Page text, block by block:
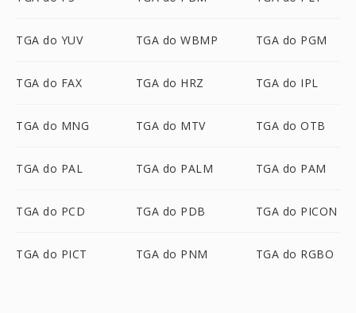
TGA do YUV TGA do WBMP TGA do PGM
TGA do FAX TGA do HRZ TGA do IPL
TGA do MNG TGA do MTV TGA do OTB
TGA do PAL TGA do PALM TGA do PAM
TGA do PCD TGA do PDB TGA do PICON
TGA do PICT TGA do PNM TGA do RGBO